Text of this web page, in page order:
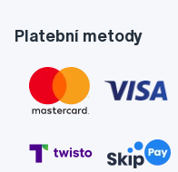
Platební metody